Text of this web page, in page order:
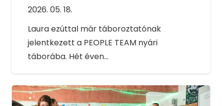
2026. 05. 18.
Laura ezúttal már táboroztatónak
jelentkezett a PEOPLE TEAM nyári
táborába. Hét éven…